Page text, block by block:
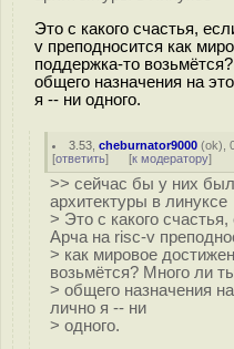
Это с какого счастья,
v преподносится как
поддержка-то
общего назначения на
я -- ни одного.
3.53 ,cheburnator9000 (ok),
[ответить] [к модератору]
>> сейчас бы у них
архитектуры в линуксе
> Это с какого
Арча на risc-v
> как мировое
возьмётся? Много ли
> общего назначения
лично я -- ни
> одного.